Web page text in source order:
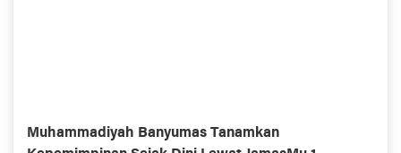
Muhammadiyah Banyumas Tanamkan